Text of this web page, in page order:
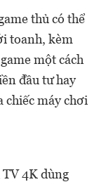
thủ có thể
toanh, kèm
một cách
đầu tư hay
chiếc máy chơi
4K dùng